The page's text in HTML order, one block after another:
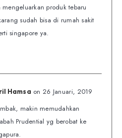
mengeluarkan produk tebaru
sudah bisa di rumah sakit
singapore ya.
Hamsa on 26 Januari, 2019
makin memudahkan
Prudential yg berobat ke